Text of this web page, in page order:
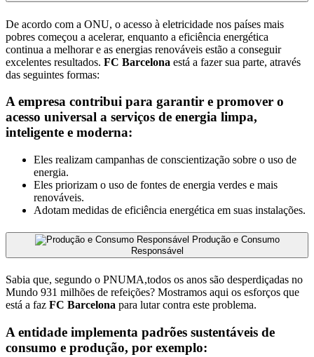
De acordo com a ONU, o acesso à eletricidade nos países mais
pobres começou a acelerar, enquanto a eficiência energética
continua a melhorar e as energias renováveis ​​estão a conseguir
excelentes resultados. FC Barcelona está a fazer sua parte, através
das seguintes formas:
A empresa contribui para garantir e promover o
acesso universal a serviços de energia limpa,
inteligente e moderna:
Eles realizam campanhas de conscientização sobre o uso de
energia.
Eles priorizam o uso de fontes de energia verdes e mais
renováveis.
Adotam medidas de eficiência energética em suas instalações.
Produção e Consumo
Responsável
Sabia que, segundo o PNUMA,todos os anos são desperdiçadas no
Mundo 931 milhões de refeições? Mostramos aqui os esforços que
está a faz FC Barcelona para lutar contra este problema.
A entidade implementa padrões sustentáveis ​​de
consumo e produção, por exemplo: